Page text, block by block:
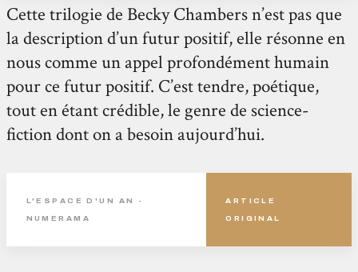
Cette trilogie de Becky Chambers n’est pas que
la description d’un futur positif, elle résonne en
nous comme un appel profondément humain
pour ce futur positif. C’est tendre, poétique,
tout en étant crédible, le genre de science-
fiction dont on a besoin aujourd’hui.
L'ESPACE D'UN AN -
NUMERAMA
ARTICLE
ORIGINAL